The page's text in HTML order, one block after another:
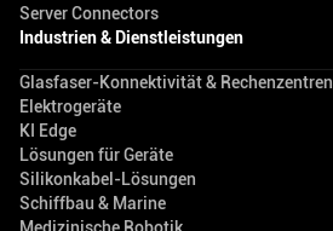
Server Connectors
Industrien & Dienstleistungen
Glasfaser-Konnektivität & Rechenzentren
Elektrogeräte
KI Edge
Lösungen für Geräte
Silikonkabel-Lösungen
Schiffbau & Marine
Medizinische Robotik